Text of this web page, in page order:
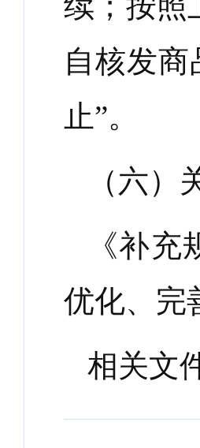
自核发
止”。
（六
《补
优化、完
相关文